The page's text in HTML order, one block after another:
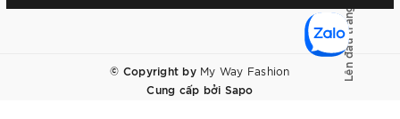
© Copyright by My Way Fashion
Cung cấp bởi Sapo
Lên đầu trang